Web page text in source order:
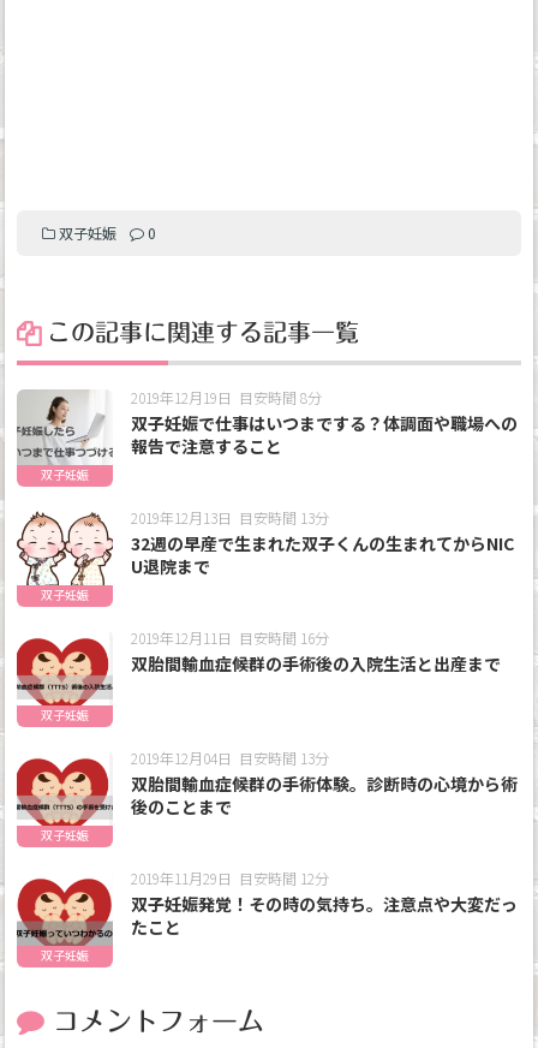
双子妊娠 0
この記事に関連する記事一覧
双子妊娠
2019年12月19日 目安時間 8分
双子妊娠で仕事はいつまでする？体調面や職場への
報告で注意すること
双子妊娠
2019年12月13日 目安時間 13分
32週の早産で生まれた双子くんの生まれてからNIC
U退院まで
双子妊娠
2019年12月11日 目安時間 16分
双胎間輸血症候群の手術後の入院生活と出産まで
双子妊娠
2019年12月04日 目安時間 13分
双胎間輸血症候群の手術体験。診断時の心境から術
後のことまで
双子妊娠
2019年11月29日 目安時間 12分
双子妊娠発覚！その時の気持ち。注意点や大変だっ
たこと
コメントフォーム